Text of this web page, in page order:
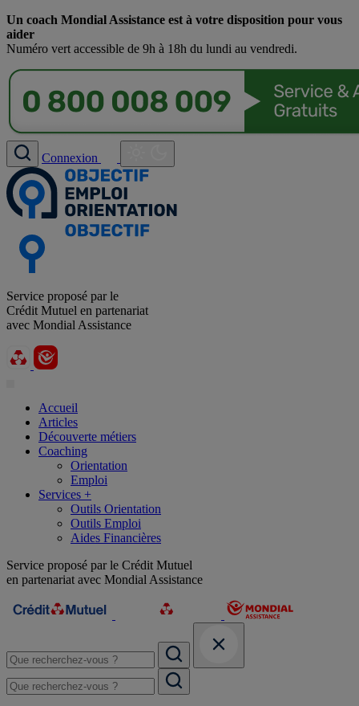
Un coach Mondial Assistance est à votre disposition pour vous
aider
Numéro vert accessible de 9h à 18h du lundi au vendredi.
Connexion
Service proposé par le
Crédit Mutuel en partenariat
avec Mondial Assistance
Accueil
Articles
Découverte métiers
Coaching
Orientation
Emploi
Services +
Outils Orientation
Outils Emploi
Aides Financières
Service proposé par le Crédit Mutuel
en partenariat avec Mondial Assistance